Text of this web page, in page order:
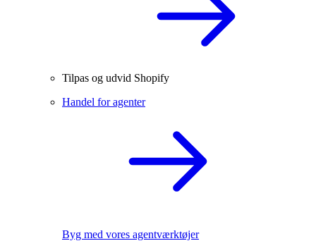
Tilpas og udvid Shopify
Handel for agenter
Byg med vores agentværktøjer